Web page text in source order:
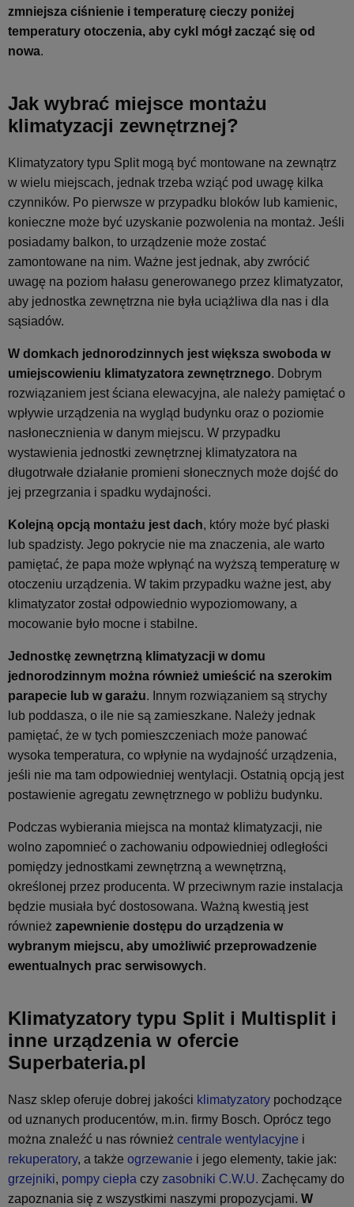
zmniejsza ciśnienie i temperaturę cieczy poniżej
temperatury otoczenia, aby cykl mógł zacząć się od
nowa.
Jak wybrać miejsce montażu
klimatyzacji zewnętrznej?
Klimatyzatory typu Split mogą być montowane na zewnątrz
w wielu miejscach, jednak trzeba wziąć pod uwagę kilka
czynników. Po pierwsze w przypadku bloków lub kamienic,
konieczne może być uzyskanie pozwolenia na montaż. Jeśli
posiadamy balkon, to urządzenie może zostać
zamontowane na nim. Ważne jest jednak, aby zwrócić
uwagę na poziom hałasu generowanego przez klimatyzator,
aby jednostka zewnętrzna nie była uciążliwa dla nas i dla
sąsiadów.
W domkach jednorodzinnych jest większa swoboda w
umiejscowieniu klimatyzatora zewnętrznego. Dobrym
rozwiązaniem jest ściana elewacyjna, ale należy pamiętać o
wpływie urządzenia na wygląd budynku oraz o poziomie
nasłonecznienia w danym miejscu. W przypadku
wystawienia jednostki zewnętrznej klimatyzatora na
długotrwałe działanie promieni słonecznych może dojść do
jej przegrzania i spadku wydajności.
Kolejną opcją montażu jest dach, który może być płaski
lub spadzisty. Jego pokrycie nie ma znaczenia, ale warto
pamiętać, że papa może wpłynąć na wyższą temperaturę w
otoczeniu urządzenia. W takim przypadku ważne jest, aby
klimatyzator został odpowiednio wypoziomowany, a
mocowanie było mocne i stabilne.
Jednostkę zewnętrzną klimatyzacji w domu
jednorodzinnym można również umieścić na szerokim
parapecie lub w garażu. Innym rozwiązaniem są strychy
lub poddasza, o ile nie są zamieszkane. Należy jednak
pamiętać, że w tych pomieszczeniach może panować
wysoka temperatura, co wpłynie na wydajność urządzenia,
jeśli nie ma tam odpowiedniej wentylacji. Ostatnią opcją jest
postawienie agregatu zewnętrznego w pobliżu budynku.
Podczas wybierania miejsca na montaż klimatyzacji, nie
wolno zapomnieć o zachowaniu odpowiedniej odległości
pomiędzy jednostkami zewnętrzną a wewnętrzną,
określonej przez producenta. W przeciwnym razie instalacja
będzie musiała być dostosowana. Ważną kwestią jest
również zapewnienie dostępu do urządzenia w
wybranym miejscu, aby umożliwić przeprowadzenie
ewentualnych prac serwisowych.
Klimatyzatory typu Split i Multisplit i
inne urządzenia w ofercie
Superbateria.pl
Nasz sklep oferuje dobrej jakości klimatyzatory pochodzące
od uznanych producentów, m.in. firmy Bosch. Oprócz tego
można znaleźć u nas również centrale wentylacyjne i
rekuperatory, a także ogrzewanie i jego elementy, takie jak:
grzejniki, pompy ciepła czy zasobniki C.W.U. Zachęcamy do
zapoznania się z wszystkimi naszymi propozycjami. W